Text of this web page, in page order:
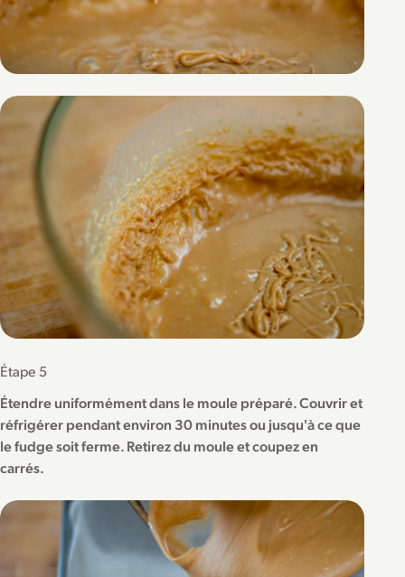
Étape 5
Étendre uniformément dans le moule préparé. Couvrir et
réfrigérer pendant environ 30 minutes ou jusqu'à ce que
le fudge soit ferme. Retirez du moule et coupez en
carrés.